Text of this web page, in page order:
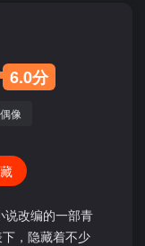
6.0分
偶像
说改编的一部青
，隐藏着不少